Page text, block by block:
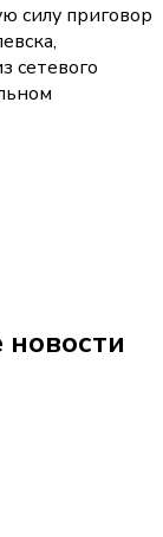
силу приговор
сетевого